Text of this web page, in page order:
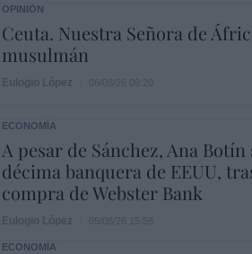
OPINIÓN
Ceuta. Nuestra Señora de
musulmán
ECONOMÍA
A pesar de Sánchez, Ana
décima banquera de EEUU,
compra de Webster Bank
ECONOMÍA